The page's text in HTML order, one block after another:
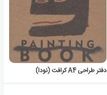
دفتر طراحی A4 کرافت (نودا)